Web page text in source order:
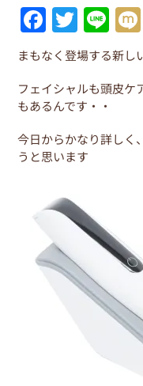
F
a
c
e
b
o
o
k
T
w
itt
er
Li
n
e
まもなく登場する新し
フェイシャルも頭皮ケ
もあるんです・・
今日からかなり詳しく
うと思います